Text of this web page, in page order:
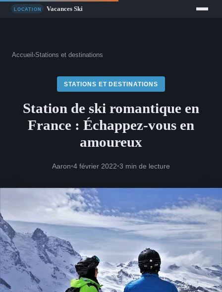
Accueil ›Stations et destinations
STATIONS ET DESTINATIONS
Station de ski romantique en
France : Échappez-vous en
amoureux
Aaron•4 février 2022•3 min de lecture